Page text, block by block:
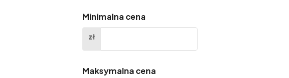
Dekoracji Sali (2)
7. Materiały Dla
Minimalna cena
zł
Maksymalna cena